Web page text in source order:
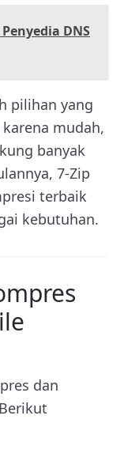
DNS
pilihan yang
mudah,
banyak
7-Zip
terbaik
kebutuhan.
dan